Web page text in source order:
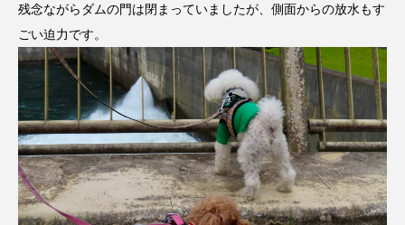
残念ながらダムの門は閉まっていましたが、側面からの放水もす
ごい迫力です。